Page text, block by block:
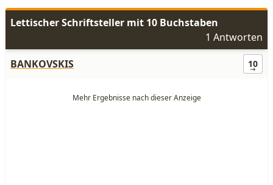
Lettischer Schriftsteller mit 10 Buchstaben
1 Antworten
BANKOVSKIS
10